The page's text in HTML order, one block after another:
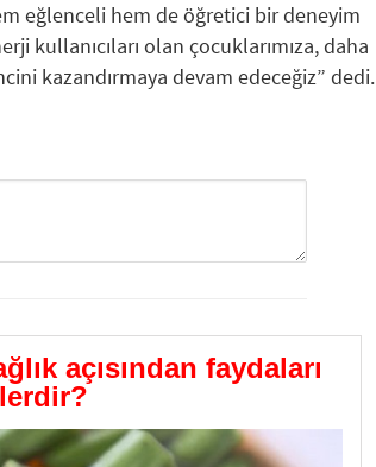
eğlenceli hem de öğretici bir deneyim
kullanıcıları olan çocuklarımıza, daha
kazandırmaya devam edeceğiz” dedi.
açısından faydaları